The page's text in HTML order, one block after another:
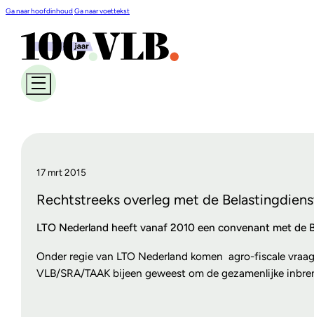
Ga naar hoofdinhoudGa naar voettekst
17 mrt 2015
Rechtstreeks overleg met de
LTO Nederland heeft vanaf 2010 een convenant met de
Onder regie van LTO Nederland komen agro-fiscale
VLB/SRA/TAAK bijeen geweest om de gezamenlijke